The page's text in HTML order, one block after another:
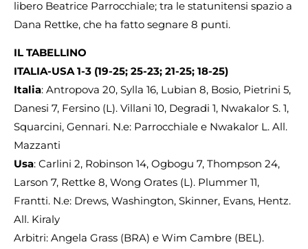
libero Beatrice Parrocchiale; tra le statunitensi spazio a
Dana Rettke, che ha fatto segnare 8 punti.
IL TABELLINO
ITALIA-USA 1-3 (19-25; 25-23; 21-25; 18-25)
Italia: Antropova 20, Sylla 16, Lubian 8, Bosio, Pietrini 5,
Danesi 7, Fersino (L). Villani 10, Degradi 1, Nwakalor S. 1,
Squarcini, Gennari. N.e: Parrocchiale e Nwakalor L. All.
Mazzanti
Usa: Carlini 2, Robinson 14, Ogbogu 7, Thompson 24,
Larson 7, Rettke 8, Wong Orates (L). Plummer 11,
Frantti. N.e: Drews, Washington, Skinner, Evans, Hentz.
All. Kiraly
Arbitri: Angela Grass (BRA) e Wim Cambre (BEL).